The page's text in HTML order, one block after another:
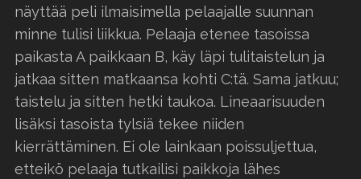
näyttää peli ilmaisimella pelaajalle suunnan
minne tulisi liikkua. Pelaaja etenee tasoissa
paikasta A paikkaan B, käy läpi tulitaistelun ja
jatkaa sitten matkaansa kohti C:tä. Sama jatkuu;
taistelu ja sitten hetki taukoa. Lineaarisuuden
lisäksi tasoista tylsiä tekee niiden
kierrättäminen. Ei ole lainkaan poissuljettua,
etteikö pelaaja tutkailisi paikkoja lähes